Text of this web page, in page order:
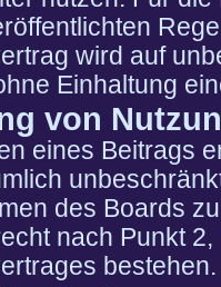
wird auf
Einhaltung
von
eines Beitrags
des Boards
nach Punkt
bestehen.